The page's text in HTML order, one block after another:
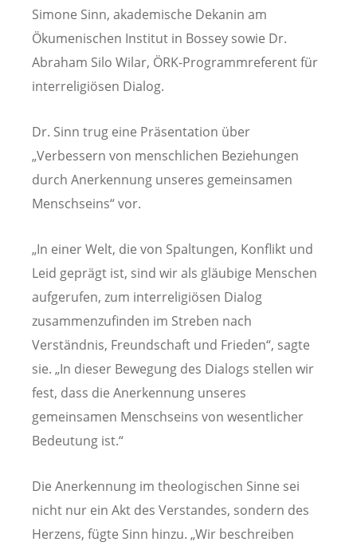
Simone Sinn, akademische Dekanin am
Ökumenischen Institut in Bossey sowie Dr.
Abraham Silo Wilar, ÖRK-Programmreferent für
interreligiösen Dialog.
Dr. Sinn trug eine Präsentation über
„Verbessern von menschlichen Beziehungen
durch Anerkennung unseres gemeinsamen
Menschseins“ vor.
„In einer Welt, die von Spaltungen, Konflikt und
Leid geprägt ist, sind wir als gläubige Menschen
aufgerufen, zum interreligiösen Dialog
zusammenzufinden im Streben nach
Verständnis, Freundschaft und Frieden“, sagte
sie. „In dieser Bewegung des Dialogs stellen wir
fest, dass die Anerkennung unseres
gemeinsamen Menschseins von wesentlicher
Bedeutung ist.“
Die Anerkennung im theologischen Sinne sei
nicht nur ein Akt des Verstandes, sondern des
Herzens, fügte Sinn hinzu. „Wir beschreiben